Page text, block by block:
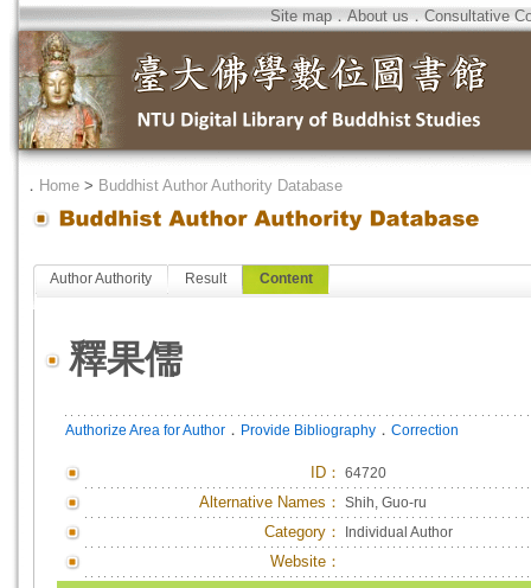
Site map．About us．Consultative
． Home > Buddhist Author Authority Database
Author Authority Result Content
釋果儒
Authorize Area for Author ． Provide Bibliography ． Correction
ID ： 64720
Alternative Names： Shih, Guo-ru
Category： Individual Author
Website：